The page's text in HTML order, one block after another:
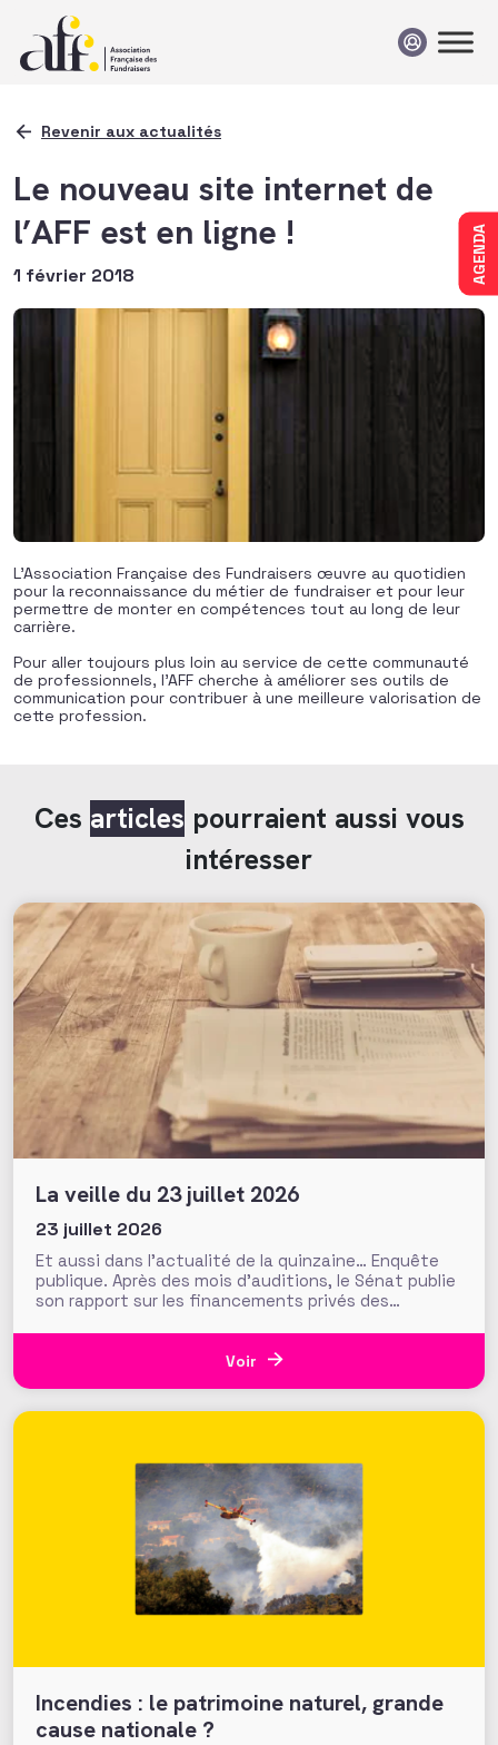
AGENDA
Revenir aux actualités
Le nouveau site internet de
l’AFF est en ligne !
1 février 2018
L’Association Française des Fundraisers œuvre au quotidien
pour la reconnaissance du métier de fundraiser et pour leur
permettre de monter en compétences tout au long de leur
carrière.
Pour aller toujours plus loin au service de cette communauté
de professionnels, l’AFF cherche à améliorer ses outils de
communication pour contribuer à une meilleure valorisation de
cette profession.
Ces articles pourraient aussi vous
intéresser
La veille du 23 juillet 2026
23 juillet 2026
Et aussi dans l’actualité de la quinzaine… Enquête
publique. Après des mois d’auditions, le Sénat publie
son rapport sur les financements privés des
influence croissante dans les domaines de l’intérêt
général. Fonds de dotation dormants, fondations
Voir
Incendies : le patrimoine naturel, grande
cause nationale ?